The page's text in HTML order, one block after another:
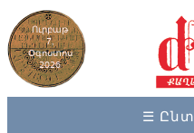
Ուրբաթ
7,
Օգոստոս
2026
☰